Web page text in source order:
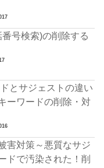
号検索)の削除する
とサジェストの違い
ーワードの削除・対
害対策～悪質なサジ
ドで汚染された！削